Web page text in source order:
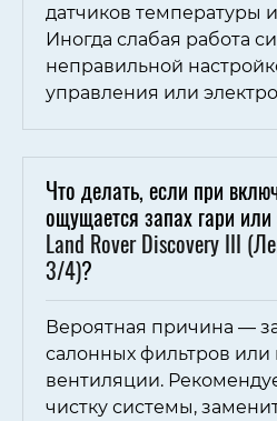
датчиков температуры
Иногда слабая работа
неправильной
управления или
Что делать, если при
ощущается запах гари или
Land Rover Discovery III
3/4)?
Вероятная причина —
салонных фильтров или
вентиляции.
чистку системы,